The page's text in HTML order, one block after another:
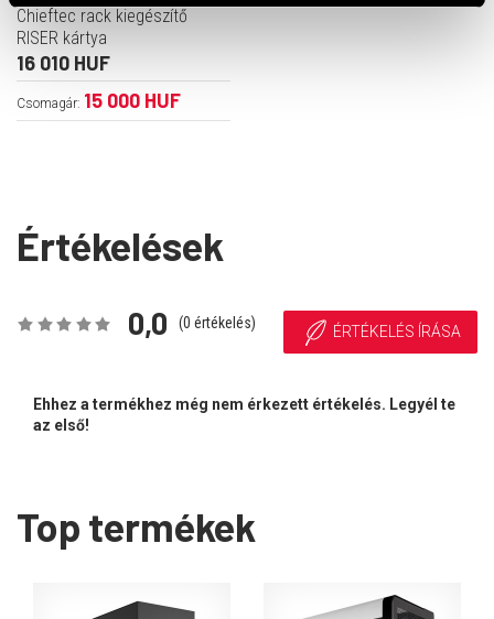
Chieftec rack kiegészítő
RISER kártya
16 010 HUF
Csomagár: 15 000 HUF
Értékelések
0,0 (0 értékelés) ÉRTÉKELÉS ÍRÁSA
Ehhez a termékhez még nem érkezett értékelés. Legyél te
az első!
Top termékek